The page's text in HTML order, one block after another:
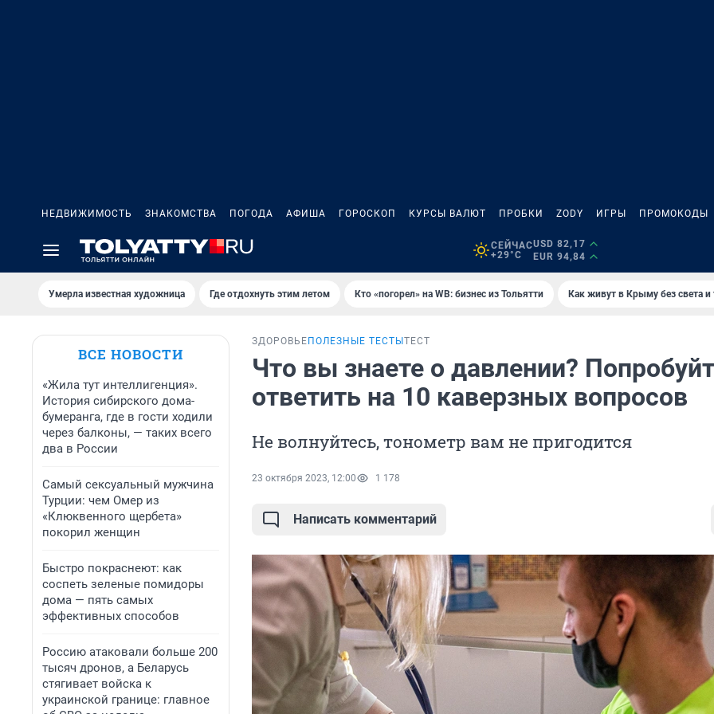
НЕДВИЖИМОСТЬ ЗНАКОМСТВА ПОГОДА АФИША ГОРОСКОП КУРСЫ ВАЛЮТ ПРОБКИ ZODY ИГРЫ ПРОМОКОДЫ
СЕЙЧАС
+29°C
USD 82,17
EUR 94,84
Умерла известная художница Где отдохнуть этим летом Кто «погорел» на WB: бизнес из Тольятти Как живут в Крыму без света и
ВСЕ НОВОСТИ
«Жила тут интеллигенция».
История сибирского дома-
бумеранга, где в гости ходили
через балконы, — таких всего
два в России
Самый сексуальный мужчина
Турции: чем Омер из
«Клюквенного щербета»
покорил женщин
Быстро покраснеют: как
соспеть зеленые помидоры
дома — пять самых
эффективных способов
Россию атаковали больше 200
тысяч дронов, а Беларусь
стягивает войска к
украинской границе: главное
ЗДОРОВЬЕ ПОЛЕЗНЫЕ ТЕСТЫ ТЕСТ
Что вы знаете о давлении?
ответить на 10 каверзных вопросов
Не волнуйтесь, тонометр вам не пригодится
23 октября 2023, 12:00 1 178
Написать комментарий